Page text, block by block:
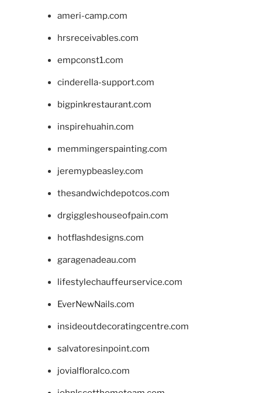
ameri-camp.com
hrsreceivables.com
empconst1.com
cinderella-support.com
bigpinkrestaurant.com
inspirehuahin.com
memmingerspainting.com
jeremypbeasley.com
thesandwichdepotcos.com
drgiggleshouseofpain.com
hotflashdesigns.com
garagenadeau.com
lifestylechauffeurservice.com
EverNewNails.com
insideoutdecoratingcentre.com
salvatoresinpoint.com
jovialfloralco.com